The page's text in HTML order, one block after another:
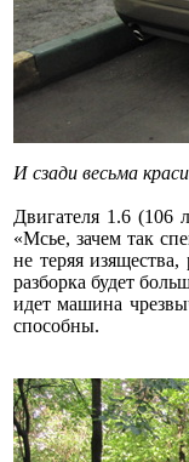
И сзади весьма
Двигателя 1.6 (106
«Мсье, зачем так
не теряя
разборка будет
идет машина
способны.